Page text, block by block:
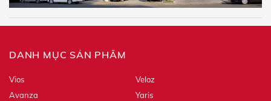
Hotline tư vấn:0943 903 903
sách về bảo mật thông tin của Toyota. Tôi đồng ý gửi
và đảm bảo bảo mật thông tin của tôi theo quy định
DANH MỤC SẢN PHẨM
Vios
Veloz
Avanza
Yaris